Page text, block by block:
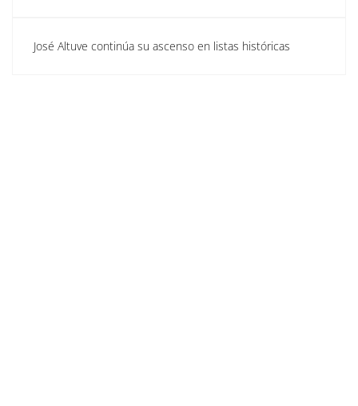
José Altuve continúa su ascenso en listas históricas